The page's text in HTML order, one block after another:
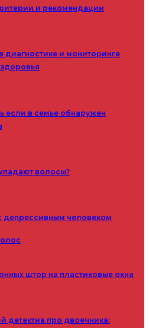
и рекомендации
диагностике и мониторинге
если в семье обнаружен
волосы?
депрессивным человеком
штор на пластиковые окна
детектив про двоечника: